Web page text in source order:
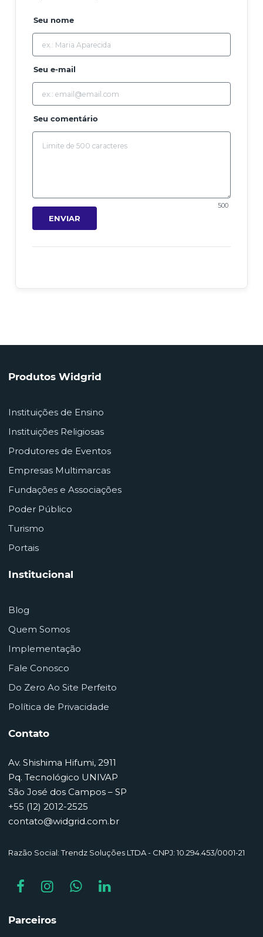
Seu nome
Seu e-mail
Seu comentário
500
ENVIAR
Produtos Widgrid
Instituições de Ensino
Instituições Religiosas
Produtores de Eventos
Empresas Multimarcas
Fundações e Associações
Poder Público
Turismo
Portais
Institucional
Blog
Quem Somos
Implementação
Fale Conosco
Do Zero Ao Site Perfeito
Política de Privacidade
Contato
Av. Shishima Hifumi, 2911
Pq. Tecnológico UNIVAP
São José dos Campos – SP
+55 (12) 2012-2525
contato@widgrid.com.br
Razão Social: Trendz Soluções LTDA - CNPJ: 10.294.453/0001-21
Parceiros